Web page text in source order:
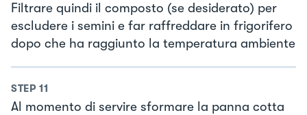
Filtrare quindi il composto (se desiderato) per
escludere i semini e far raffreddare in frigorifero
dopo che ha raggiunto la temperatura ambiente
STEP 11
Al momento di servire sformare la panna cotta